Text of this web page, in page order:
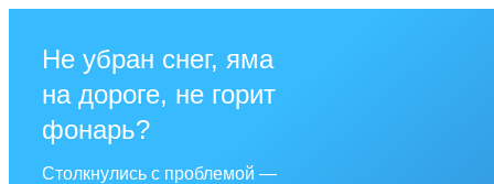
Не убран снег, яма
на дороге, не горит
фонарь?
Столкнулись с проблемой —